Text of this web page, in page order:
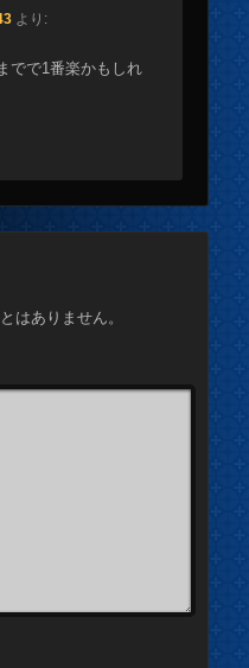
より:
でで1番楽かもしれ
はありません。